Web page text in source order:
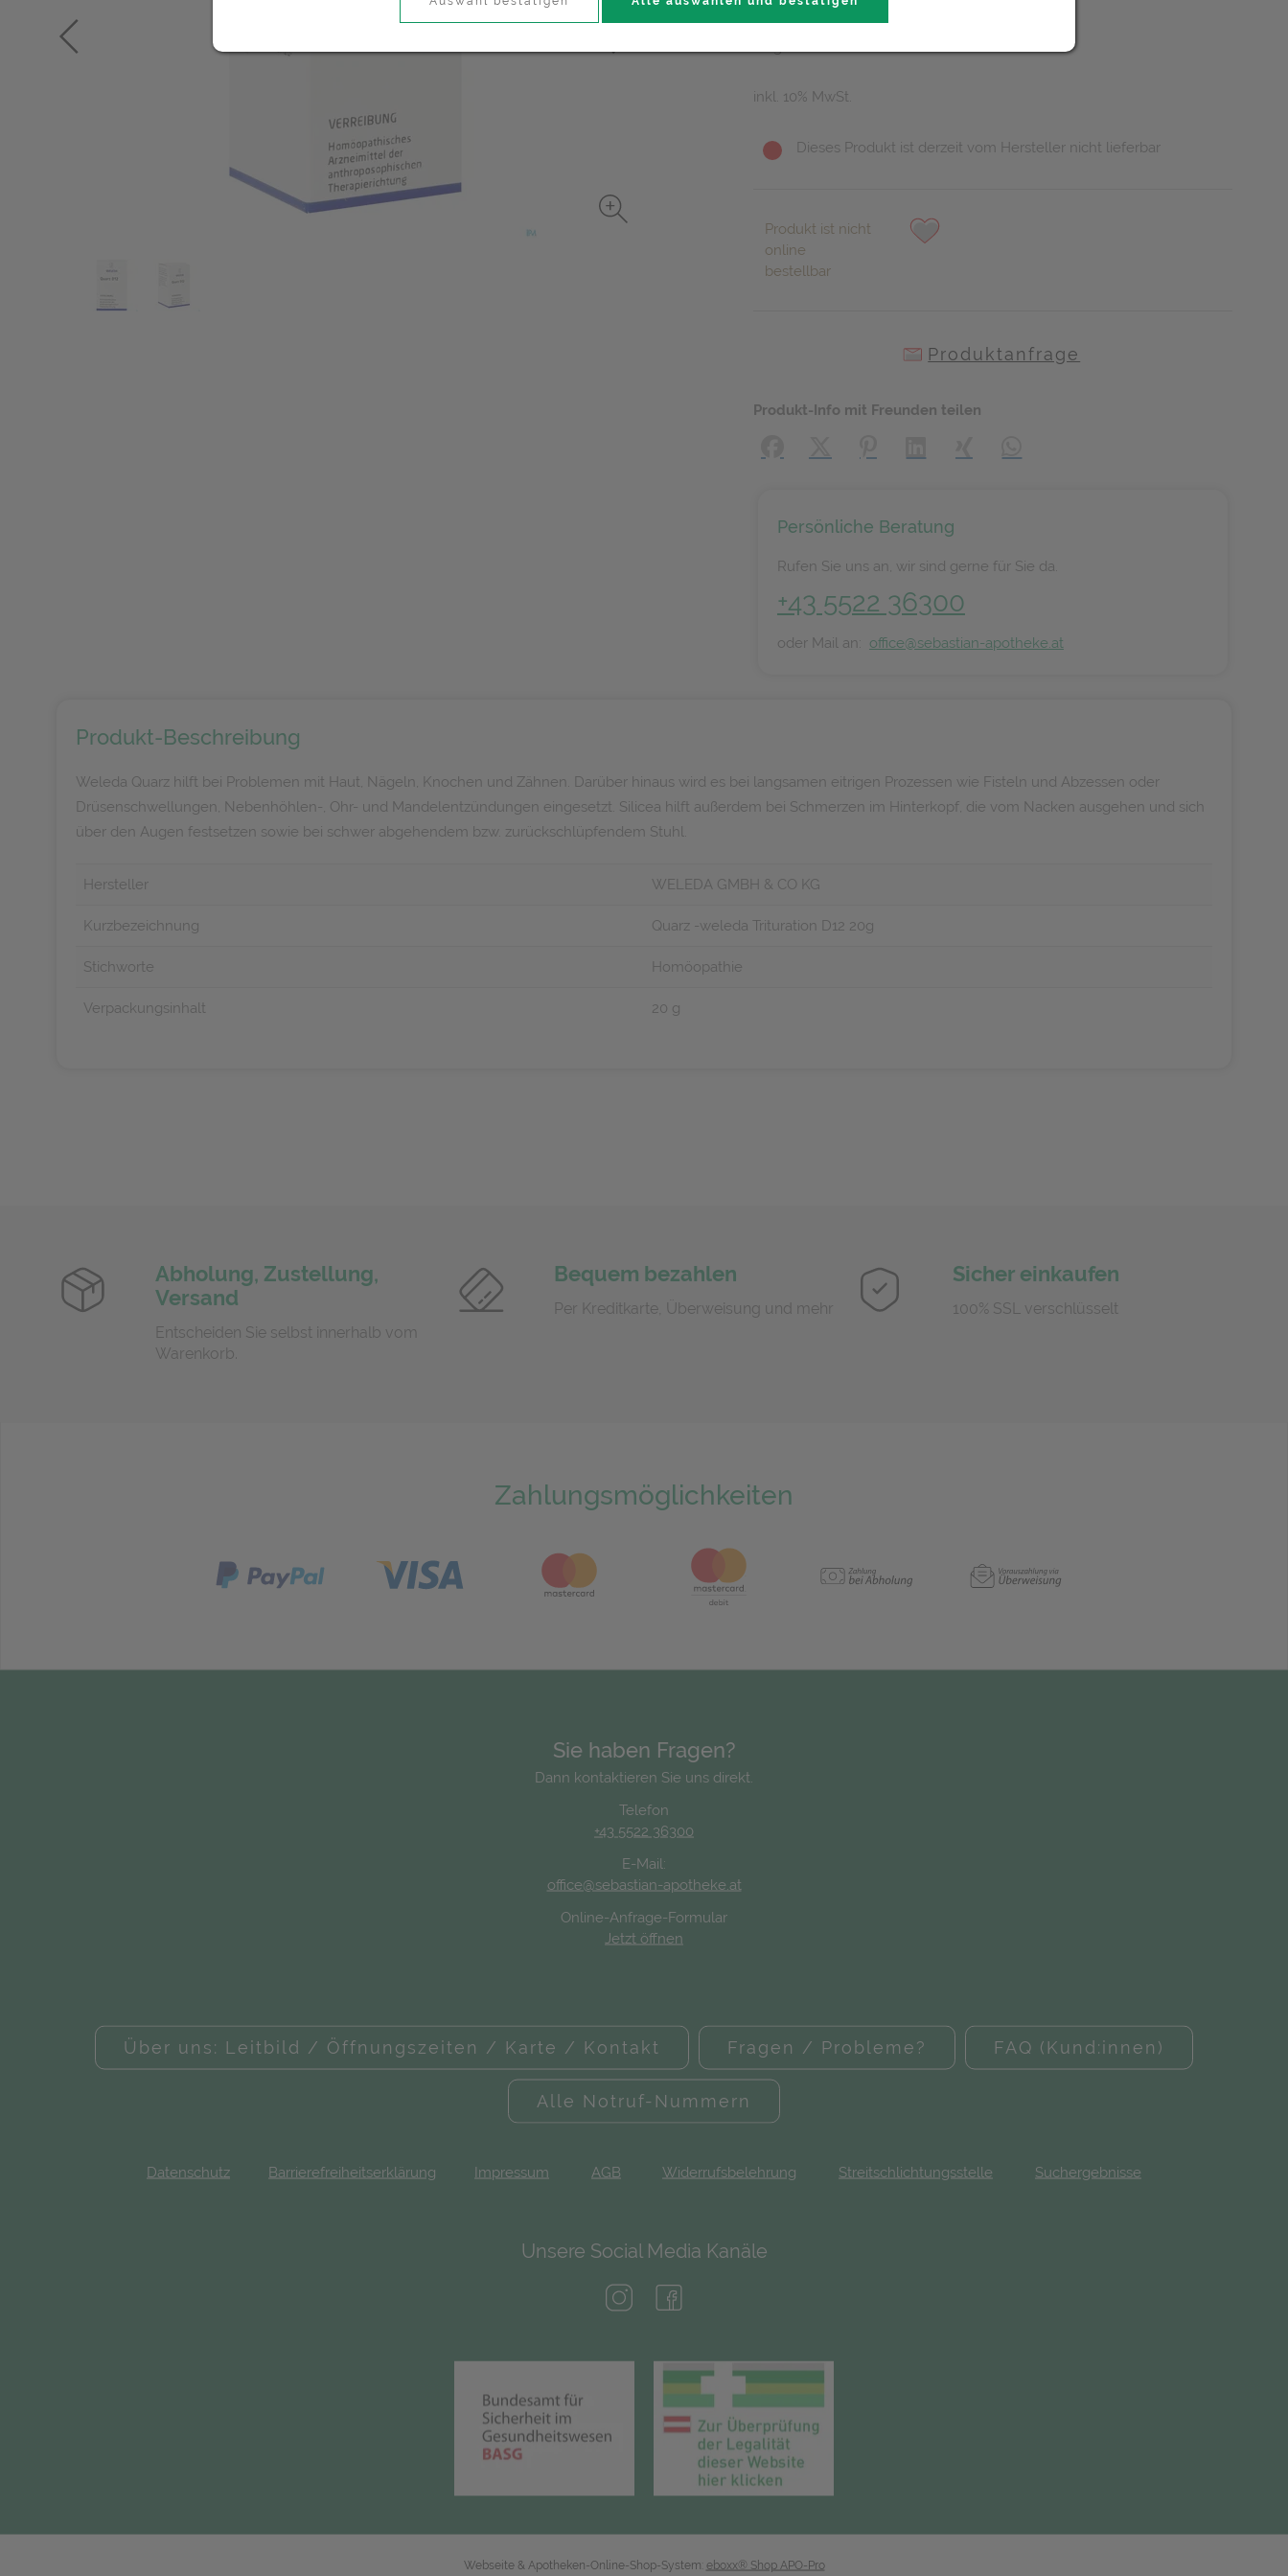
37,95 EUR
inkl. 10% MwSt.
Dieses Produkt ist derzeit vom Hersteller nicht lieferbar
Produkt ist nicht
online
bestellbar
Produktanfrage
Produkt-Info mit Freunden teilen
Persönliche Beratung
Rufen Sie uns an, wir sind gerne für Sie da.
+43 5522 36300
oder Mail an: office@sebastian-apotheke.at
Produkt-Beschreibung
Weleda Quarz hilft bei Problemen mit Haut, Nägeln, Knochen und Zähnen. Darüber hinaus wird es bei langsamen eitrigen Prozessen wie Fisteln und Abzessen oder
Drüsenschwellungen, Nebenhöhlen-, Ohr- und Mandelentzündungen eingesetzt. Silicea hilft außerdem bei Schmerzen im Hinterkopf, die vom Nacken ausgehen und sich
über den Augen festsetzen sowie bei schwer abgehendem bzw. zurückschlüpfendem Stuhl.
Hersteller WELEDA GMBH & CO KG
Kurzbezeichnung Quarz -weleda Trituration D12 20g
Stichworte Homöopathie
Verpackungsinhalt 20 g
Abholung, Zustellung,
Versand
Entscheiden Sie selbst innerhalb vom
Warenkorb.
Bequem bezahlen
Per Kreditkarte, Überweisung und mehr
Sicher einkaufen
100% SSL verschlüsselt
Zahlungsmöglichkeiten
Sie haben Fragen?
Dann kontaktieren Sie uns direkt.
Telefon
+43 5522 36300
E-Mail:
office@sebastian-apotheke.at
Online-Anfrage-Formular
Jetzt öffnen
Über uns: Leitbild / Öffnungszeiten / Karte / Kontakt Fragen / Probleme? FAQ (Kund:innen)
Alle Notruf-Nummern
Datenschutz Barrierefreiheitserklärung Impressum AGB Widerrufsbelehrung Streitschlichtungsstelle Suchergebnisse
Unsere Social Media Kanäle
(öffnet in neuem Tab)
(öffnet in neuem Tab)
Webseite & Apotheken-Online-Shop-System: eboxx® Shop APO-Pro